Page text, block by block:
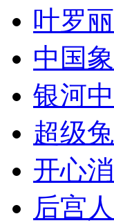
叶罗
中国
银河
超级
开心
后宫